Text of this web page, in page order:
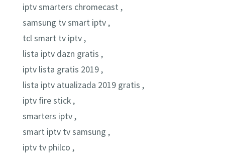
iptv smarters chromecast ,
samsung tv smart iptv ,
tcl smart tv iptv ,
lista iptv dazn gratis ,
iptv lista gratis 2019 ,
lista iptv atualizada 2019 gratis ,
iptv fire stick ,
smarters iptv ,
smart iptv tv samsung ,
iptv tv philco ,